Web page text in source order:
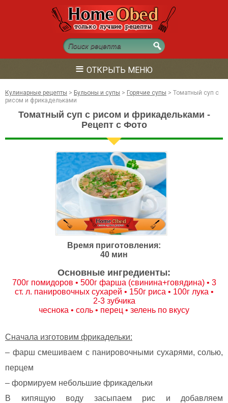
≡ ОТКРЫТЬ МЕНЮ
Кулинарные рецепты > Бульоны и супы > Горячие супы > Томатный суп с
рисом и фрикадельками
Томатный суп с рисом и фрикадельками -
Рецепт с Фото
Время приготовления:
40 мин
Основные ингредиенты:
700г помидоров • 500г фарша (свинина+говядина) • 3
ст. л. панировочных сухарей • 150г риса • 100г лука •
2-3 зубчика
чеснока • соль • перец • зелень по вкусу
Сначала изготовим фрикадельки:
– фарш смешиваем с панировочными сухарями, солью,
перцем
– формируем небольшие фрикадельки
В кипящую воду засыпаем рис и добавляем